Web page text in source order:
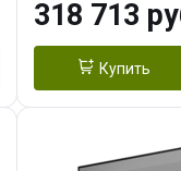
SSD)
318 713
Купить